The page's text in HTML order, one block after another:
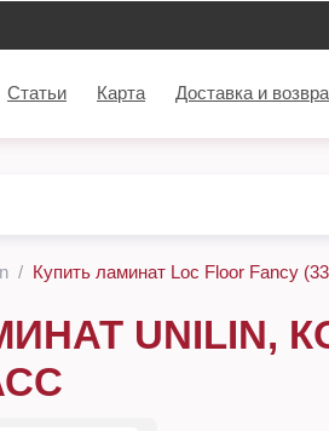
Статьи Карта Доставка и
Купить ламинат Loc Floor Fancy
UNILIN,